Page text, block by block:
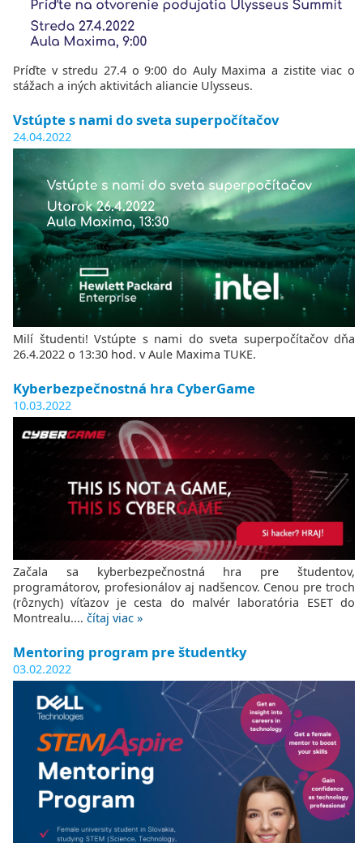
O NÁS
História katedry
Povedali o nás
KPI v médiách
VÝSKUM
Konferencia Informatics
Ľudia
Vedenie katedry
Zamestnanci
Telefónny zoznam
MAGAZÍN KPI
KONTAKT
Ubytovanie a stravovanie
Sieť a WiFi
Deň otvorených dverí
Časopis Haló TU
Magazín KPI
Moodle – učebné materiály
MAIS – známky, skúšky, rozvrhy
Pošta
ZÁVEREČNÉ PRÁCE
ŠTÁTNE SKÚŠKY
Mobility
Štúdium v zahraničí
ERASMUS+
CEEPUS
LABORATÓRIÁ
Laboratórne miestnosti
Konferencia Informatics
Prihlásenie cez TUKE SSO
Spoločnosti
Iné
T-UNI
Živé IT projekty
BEAT_IT!
T-Systems Hackathon
Spolupráca
Chcete prísť prednášať?
Pracovné ponuky pre študentov
Príďte v stredu 27.4 o 9:00 do Auly Maxima a zistite viac o
stážach a iných aktivitách aliancie Ulysseus.
Vstúpte s nami do sveta superpočítačov
24.04.2022
Milí študenti! Vstúpte s nami do sveta superpočítačov dňa
26.4.2022 o 13:30 hod. v Aule Maxima TUKE.
Kyberbezpečnostná hra CyberGame
10.03.2022
Začala sa kyberbezpečnostná hra pre študentov,
programátorov, profesionálov aj nadšencov. Cenou pre troch
(rôznych) víťazov je cesta do malvér laboratória ESET do
Montrealu.... čítaj viac »
Mentoring program pre študentky
03.02.2022